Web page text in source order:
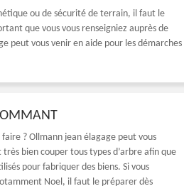
ou de sécurité de terrain, il faut le
que vous vous renseigniez auprès de
peut vous venir en aide pour les démarches
? Ollmann jean élagage peut vous
bien couper tous types d’arbre afin que
pour fabriquer des biens. Si vous
Noel, il faut le préparer dès